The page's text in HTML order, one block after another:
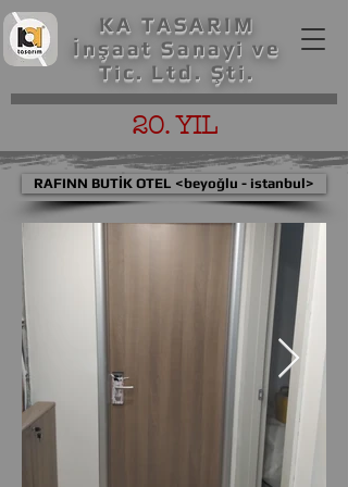
KA TASARIM
İnşaat Sanayi ve
Tic. Ltd. Şti.
20. YIL
RAFINN BUTİK OTEL <beyoğlu - istanbul>